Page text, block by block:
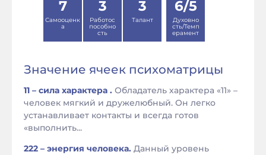
7
Самооценк
а
3
Работос
пособно
сть
3
Талант
6/5
Духовно
сть/Темп
ерамент
Значение ячеек психоматрицы
11 – сила характера . Обладатель характера «11» –
человек мягкий и дружелюбный. Он легко
устанавливает контакты и всегда готов
«выполнить...
222 – энергия человека. Данный уровень